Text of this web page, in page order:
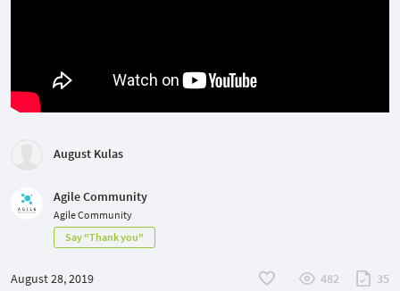
August Kulas
Agile Community
Agile Community
Say "Thank you"
August 28, 2019 482 35